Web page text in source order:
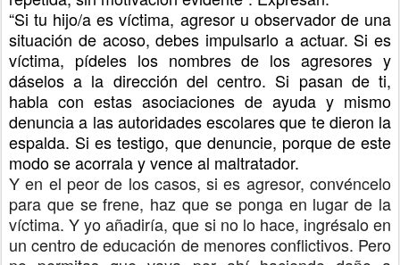
“Si tu hijo/a es víctima, agresor u observador de una
situación de acoso, debes impulsarlo a actuar. Si es
víctima, pídeles los nombres de los agresores y
dáselos a la dirección del centro. Si pasan de ti,
habla con estas asociaciones de ayuda y mismo
denuncia a las autoridades escolares que te dieron la
espalda. Si es testigo, que denuncie, porque de este
modo se acorrala y vence al maltratador.
Y en el peor de los casos, si es agresor, convéncelo
para que se frene, haz que se ponga en lugar de la
víctima. Y yo añadiría, que si no lo hace, ingrésalo en
un centro de educación de menores conflictivos. Pero